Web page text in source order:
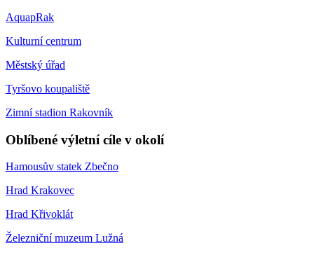
AquapRak
Kulturní centrum
Městský úřad
Tyršovo koupaliště
Zimní stadion Rakovník
Oblíbené výletní cíle v okolí
Hamousův statek Zbečno
Hrad Krakovec
Hrad Křivoklát
Železniční muzeum Lužná